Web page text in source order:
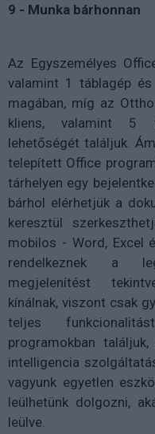
9 - Munka bárhonnan
Az Egyszemélyes
valamint 1 táblagép
magában, míg az
kliens, valamint 5
lehetőségét találjuk.
telepített Office
tárhelyen egy
bárhol elérhetjük a
keresztül
mobilos - Word, Excel
rendelkeznek a
megjelenítést
kínálnak, viszont csak
teljes
programokban
intelligencia
vagyunk egyetlen
leülhetünk dolgozni,
leülve.